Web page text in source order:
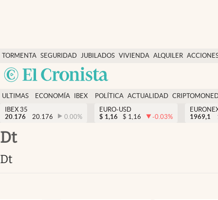
TORMENTA SEGURIDAD
SOCIAL
JUBILADOS VIVIENDA ALQUILER
USA
Economía y finanzas
Política
Actualidad
Criptomonedas
ULTIMAS
NOTICIAS
ECONOMÍA
FINANZAS
IBEX
EURO
POLÍTICA ACTUALIDAD
IBEX 35
20.176
20.176 0.00%
EURO-USD
$ 1,16 $ 1,16 -0.03%
1969,1
dt
dt